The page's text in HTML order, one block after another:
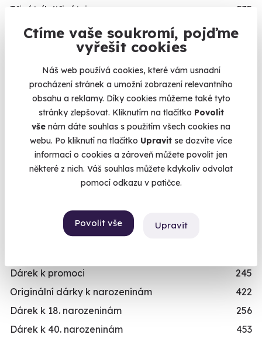
Ctíme vaše soukromí, pojďme
vyřešit cookies
Náš web používá cookies, které vám usnadní
procházení stránek a umožní zobrazení relevantního
obsahu a reklamy. Díky cookies můžeme také tyto
stránky zlepšovat. Kliknutím na tlačítko Povolit
vše nám dáte souhlas s použitím všech cookies na
webu. Po kliknutí na tlačítko Upravit se dozvíte více
informací o cookies a zároveň můžete povolit jen
některé z nich. Váš souhlas můžete kdykoliv odvolat
pomocí odkazu v patičce.
Povolit vše Upravit
Třicátník/třicátnice
535
Ještě není v důchodu/V nejlepších letech
496
Dědeček/babička
Dítě/dítko
Relaxační zážitky
Adrenalinové zážitky
Vzdělávací zážitky
PŘILEŽITOST
Vánoční dárky
Dárky k narozeninám
Dárek k promoci
245
Originální dárky k narozeninám
422
Dárek k 18. narozeninám
256
Dárek k 40. narozeninám
453